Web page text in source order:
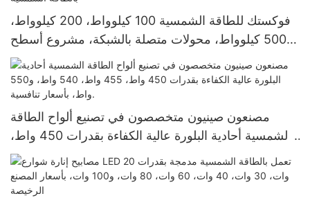
فوكستك للطاقة الشمسية 100 كيلوواط، 200 كيلوواط،
500 كيلوواط، محولات متصلة بالشبكة، مشروع أسطح
المباني التجارية بالطاقة الشمسية
مصنعون صينيون متخصصون في تصنيع ألواح الطاقة
الشمسية أحادية البلورة عالية الكفاءة بقدرات 450 واط،
455 واط، 540 واط، و550 واط، بأسعار تنافسية.